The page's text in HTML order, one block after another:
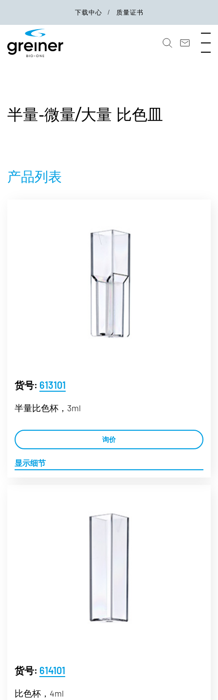
下载中心 质量证书
半量-微量/大量 比色皿
产品列表
货号: 613101
半量比色杯，3ml
询价
显示细节
货号: 614101
比色杯，4ml